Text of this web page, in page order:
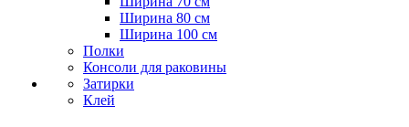
Ширина 80 см
Ширина 100 см
Полки
Консоли для раковины
Затирки
Клей